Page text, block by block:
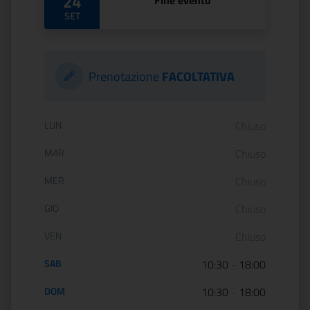
SET
Prenotazione FACOLTATIVA
Orario di apertura:
LUN
MAR
MER
GIO
VEN
SAB 10:30 18:00
DOM 10:30 18:00